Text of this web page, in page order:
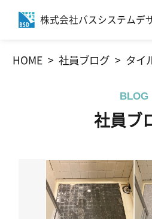
株式会社バスシステムデ
エコバスリフォ
お客様サポ
施工事例
社員ブロ
HOME 社員ブログ タイ
BLOG
社員ブ